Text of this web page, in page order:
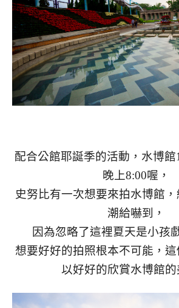
配合公館耶誕季的活動，水博
晚上8:00喔，
史努比有一次想要來拍水博館
潮給嚇到，
因為忽略了這裡夏天是小孩
想要好好的拍照根本不可能，
以好好的欣賞水博館的